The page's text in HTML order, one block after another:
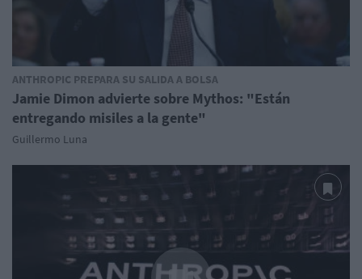
ANTHROPIC PREPARA SU SALIDA A BOLSA
Jamie Dimon advierte sobre Mythos: "Están
entregando misiles a la gente"
Guillermo Luna